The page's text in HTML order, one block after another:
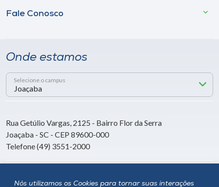
Nós utilizamos os Cookies para tornar suas interações
Fale Conosco
Onde estamos
Selecione o campus
Rua Getúlio Vargas, 2125 - Bairro Flor da Serra
Joaçaba - SC - CEP 89600-000
Telefone (49) 3551-2000
Siga a Unoesc